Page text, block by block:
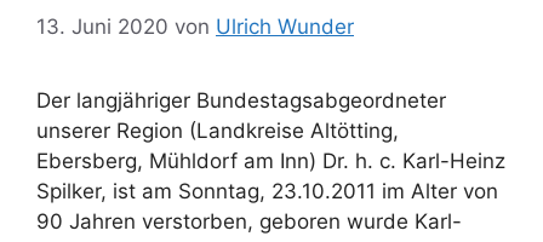
13. Juni 2020 von Ulrich Wunder
Der langjähriger Bundestagsabgeordneter
unserer Region (Landkreise Altötting,
Ebersberg, Mühldorf am Inn) Dr. h. c. Karl-Heinz
Spilker, ist am Sonntag, 23.10.2011 im Alter von
90 Jahren verstorben, geboren wurde Karl-